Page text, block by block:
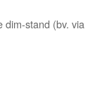
dim-stand (bv. via